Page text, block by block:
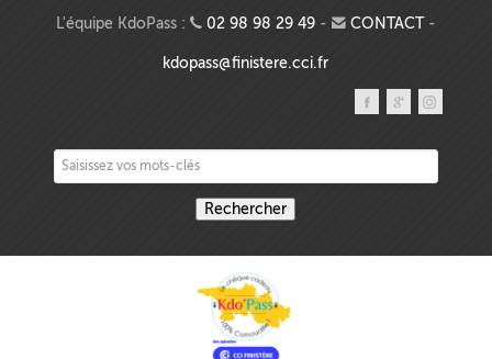
Aller au contenu principal
L'équipe KdoPass : 02 98 98 29 49- CONTACT-
kdopass@finistere.cci.fr
Saisissez vos mots-clés